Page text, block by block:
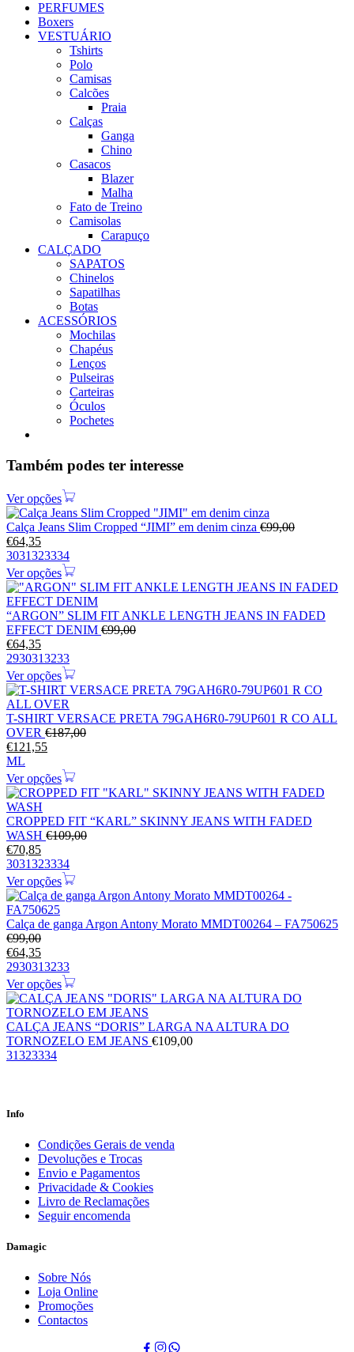
PERFUMES
Boxers
VESTUÁRIO
Tshirts
Polo
Camisas
Calcões
Praia
Calças
Ganga
Chino
Casacos
Blazer
Malha
Fato de Treino
Camisolas
Carapuço
CALÇADO
SAPATOS
Chinelos
Sapatilhas
Botas
ACESSÓRIOS
Mochilas
Chapéus
Lenços
Pulseiras
Carteiras
Óculos
Pochetes
Também podes ter interesse
Ver opções
Calça Jeans Slim Cropped “JIMI” em denim cinza €99,00
€64,35
3031323334
Ver opções
“ARGON” SLIM FIT ANKLE LENGTH JEANS IN FADED
EFFECT DENIM €99,00
€64,35
2930313233
Ver opções
T-SHIRT VERSACE PRETA 79GAH6R0-79UP601 R CO ALL
OVER €187,00
€121,55
ML
Ver opções
CROPPED FIT “KARL” SKINNY JEANS WITH FADED
WASH €109,00
€70,85
3031323334
Ver opções
Calça de ganga Argon Antony Morato MMDT00264 – FA750625
€99,00
€64,35
2930313233
Ver opções
CALÇA JEANS “DORIS” LARGA NA ALTURA DO
TORNOZELO EM JEANS €109,00
31323334
Info
Condições Gerais de venda
Devoluções e Trocas
Envio e Pagamentos
Privacidade & Cookies
Livro de Reclamações
Seguir encomenda
Damagic
Sobre Nós
Loja Online
Promoções
Contactos